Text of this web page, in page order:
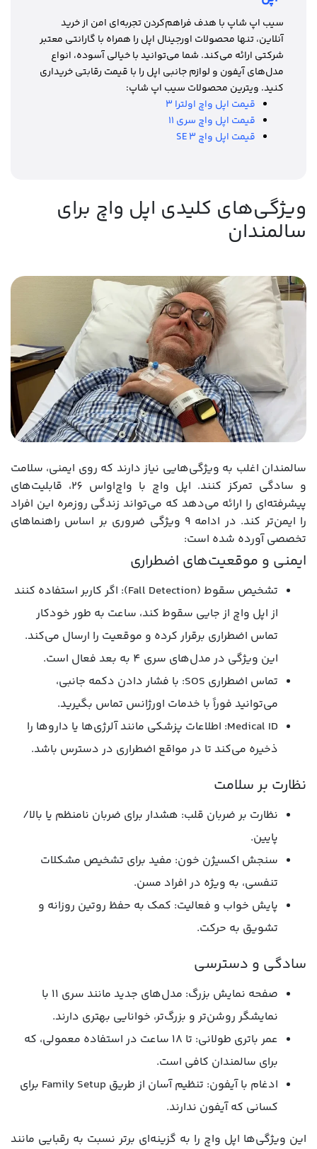
سیب اپ شاپ با هدف فراهم‌کردن تجربه‌ای امن از خرید
آنلاین، تنها محصولات اورجینال اپل را همراه با گارانتی معتبر
شرکتی ارائه می‌کند. شما می‌توانید با خیالی آسوده، انواع
مدل‌های آیفون‌ و لوازم جانبی اپل را با قیمت رقابتی خریداری
کنید. ویترین محصولات سیب اپ شاپ:
قیمت اپل واچ اولترا 3
قیمت اپل واچ سری 11
قیمت اپل واچ SE 3
ویژگی‌های کلیدی اپل واچ برای
سالمندان
سالمندان اغلب به ویژگی‌هایی نیاز دارند که روی ایمنی، سلامت
و سادگی تمرکز کنند. اپل واچ با واچ‌او‌اس 26، قابلیت‌های
پیشرفته‌ای را ارائه می‌دهد که می‌تواند زندگی روزمره این افراد
را ایمن‌تر کند. در ادامه 9 ویژگی ضروری بر اساس راهنماهای
تخصصی آورده شده است:
ایمنی و موقعیت‌های اضطراری
تشخیص سقوط (Fall Detection): اگر کاربر استفاده کنند
از اپل واچ از جایی سقوط کند، ساعت به طور خودکار
تماس اضطراری برقرار کرده و موقعیت را ارسال می‌کند.
این ویژگی در مدل‌های سری 4 به بعد فعال است.
تماس اضطراری SOS: با فشار دادن دکمه جانبی،
می‌توانید فوراً با خدمات اورژانس تماس بگیرید.
Medical ID: اطلاعات پزشکی مانند آلرژی‌ها یا داروها را
ذخیره می‌کند تا در مواقع اضطراری در دسترس باشد.
نظارت بر سلامت
نظارت بر ضربان قلب: هشدار برای ضربان نامنظم یا بالا/
پایین.
سنجش اکسیژن خون: مفید برای تشخیص مشکلات
تنفسی، به ویژه در افراد مسن.
پایش خواب و فعالیت: کمک به حفظ روتین روزانه و
تشویق به حرکت.
سادگی و دسترسی
صفحه نمایش بزرگ: مدل‌های جدید مانند سری 11 با
نمایشگر روشن‌تر و بزرگ‌تر، خوانایی بهتری دارند.
عمر باتری طولانی: تا ۱۸ ساعت در استفاده معمولی، که
برای سالمندان کافی است.
ادغام با آیفون: تنظیم آسان از طریق Family Setup برای
کسانی که آیفون ندارند.
این ویژگی‌ها اپل واچ را به گزینه‌ای برتر نسبت به رقبایی مانند